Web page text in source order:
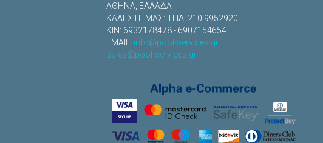
ΑΘΗΝΑ, ΕΛΛΑΔΑ
ΚΑΛΕΣΤΕ ΜΑΣ: TΗΛ: 210 9952920
ΚΙΝ: 6932178478 - 6907154654
EMAIL: info@pool-services.gr
sales@pool-services.gr